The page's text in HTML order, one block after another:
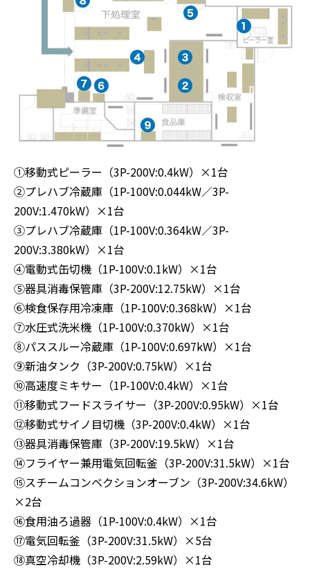
①移動式ピーラー（3P-200V:0.4kW）×1台
②プレハブ冷蔵庫（1P-100V:0.044kW／3P-
200V:1.470kW）×1台
③プレハブ冷蔵庫（1P-100V:0.364kW／3P-
200V:3.380kW）×1台
④電動式缶切機（1P-100V:0.1kW）×1台
⑤器具消毒保管庫（3P-200V:12.75kW）×1台
⑥検食保存用冷凍庫（1P-100V:0.368kW）×1台
⑦水圧式洗米機（1P-100V:0.370kW）×1台
⑧パススルー冷蔵庫（1P-100V:0.697kW）×1台
⑨新油タンク（3P-200V:0.75kW）×1台
⑩高速度ミキサー（1P-100V:0.4kW）×1台
⑪移動式フードスライサー（3P-200V:0.95kW）×1台
⑫移動式サイノ目切機（3P-200V:0.4kW）×1台
⑬器具消毒保管庫（3P-200V:19.5kW）×1台
⑭フライヤー兼用電気回転釜（3P-200V:31.5kW）×1台
⑮スチームコンベクションオーブン（3P-200V:34.6kW）
×2台
⑯食用油ろ過器（1P-100V:0.4kW）×1台
⑰電気回転釜（3P-200V:31.5kW）×5台
⑱真空冷却機（3P-200V:2.59kW）×1台